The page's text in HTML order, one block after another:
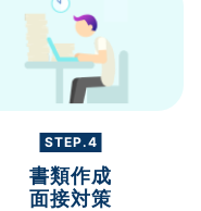
STEP.4
書類作成
面接対策